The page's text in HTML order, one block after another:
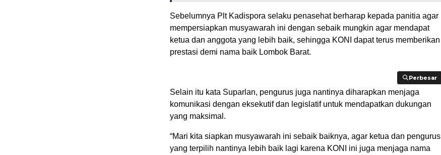
Sebelumnya Plt Kadispora selaku penasehat berharap kepada panitia agar
mempersiapkan musyawarah ini dengan sebaik mungkin agar mendapat
ketua dan anggota yang lebih baik, sehingga KONI dapat terus memberikan
prestasi demi nama baik Lombok Barat.
Perbesar
Perbesar
Selain itu kata Suparlan, pengurus juga nantinya diharapkan menjaga
komunikasi dengan eksekutif dan legislatif untuk mendapatkan dukungan
yang maksimal.
“Mari kita siapkan musyawarah ini sebaik baiknya, agar ketua dan pengurus
yang terpilih nantinya lebih baik lagi karena KONI ini juga menjaga nama